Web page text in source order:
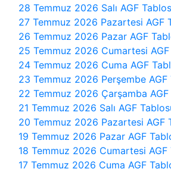
28 Temmuz 2026 Salı AGF
27 Temmuz 2026 Pazartesi AGF
26 Temmuz 2026 Pazar AGF
25 Temmuz 2026 Cumartesi
24 Temmuz 2026 Cuma AGF
23 Temmuz 2026 Perşembe AGF
22 Temmuz 2026 Çarşamba AGF
21 Temmuz 2026 Salı AGF
20 Temmuz 2026 Pazartesi AGF
19 Temmuz 2026 Pazar AGF
18 Temmuz 2026 Cumartesi AGF
17 Temmuz 2026 Cuma AGF